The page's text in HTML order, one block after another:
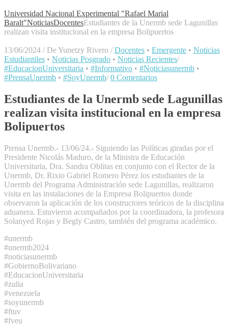
Universidad Nacional Experimental "Rafael Marial
Baralt"NoticiasDocentesEstudiantes de la Unermb sede Lagunillas
realizan visita institucional en la empresa Bolipuertos
13/06/2024 / De Yunetzy Rivero / Docentes • Emergente • Noticias
Estudiantiles • Noticias Posgrado • Noticias Recientes/
#EducacionUniversitaria • #Informativo • #Noticiasunermb •
#PrensaUnermb • #SoyUnermb/ 0 Comentarios
Estudiantes de la Unermb sede Lagunillas
realizan visita institucional en la empresa
Bolipuertos
Prensa Unermb.- 13/06/24.- Siguiendo las Políticas giradas por el
Presidente Nicolás Maduro, de la Ministra de Educación
Universitaria, Dra. Sandra Oblitas en conjunto con el Rector de la
Unermb, Dr. Rixio Gabriel Romero Pérez los estudiantes de la
Unermb del Programa Administración sede Lagunillas, realizaron
visita en las instalaciones de la Empresa Bolipuertos donde
observaron la aplicación de los constructores teóricos de la disciplina
aduanera. Estuvieron acompañados por la coordinadora, la profesora
Solanyed Rojas y Begly Castro, también del programa académico.
#unermb
#unermb2024
#noticiasunermb
#GobiernoBolivariano
#EducacionUniversitaria
#zulia
#venezuela
#soyunermb
#ftuv
#fveu